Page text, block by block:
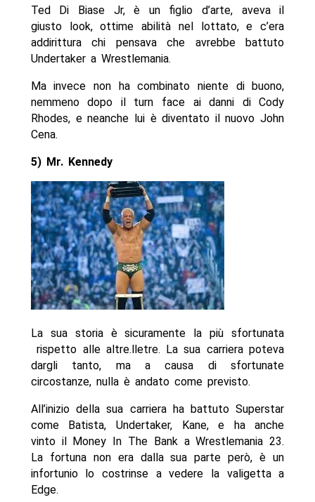
Ted Di Biase Jr, è un figlio d’arte, aveva il
giusto look, ottime abilità nel lottato, e c’era
addirittura chi pensava che avrebbe battuto
Undertaker a Wrestlemania.
Ma invece non ha combinato niente di buono,
nemmeno dopo il turn face ai danni di Cody
Rhodes, e neanche lui è diventato il nuovo John
Cena.
5) Mr. Kennedy
La sua storia è sicuramente la più sfortunata
rispetto alle altre.lletre. La sua carriera poteva
dargli tanto, ma a causa di sfortunate
circostanze, nulla è andato come previsto.
All’inizio della sua carriera ha battuto Superstar
come Batista, Undertaker, Kane, e ha anche
vinto il Money In The Bank a Wrestlemania 23.
La fortuna non era dalla sua parte però, è un
infortunio lo costrinse a vedere la valigetta a
Edge.